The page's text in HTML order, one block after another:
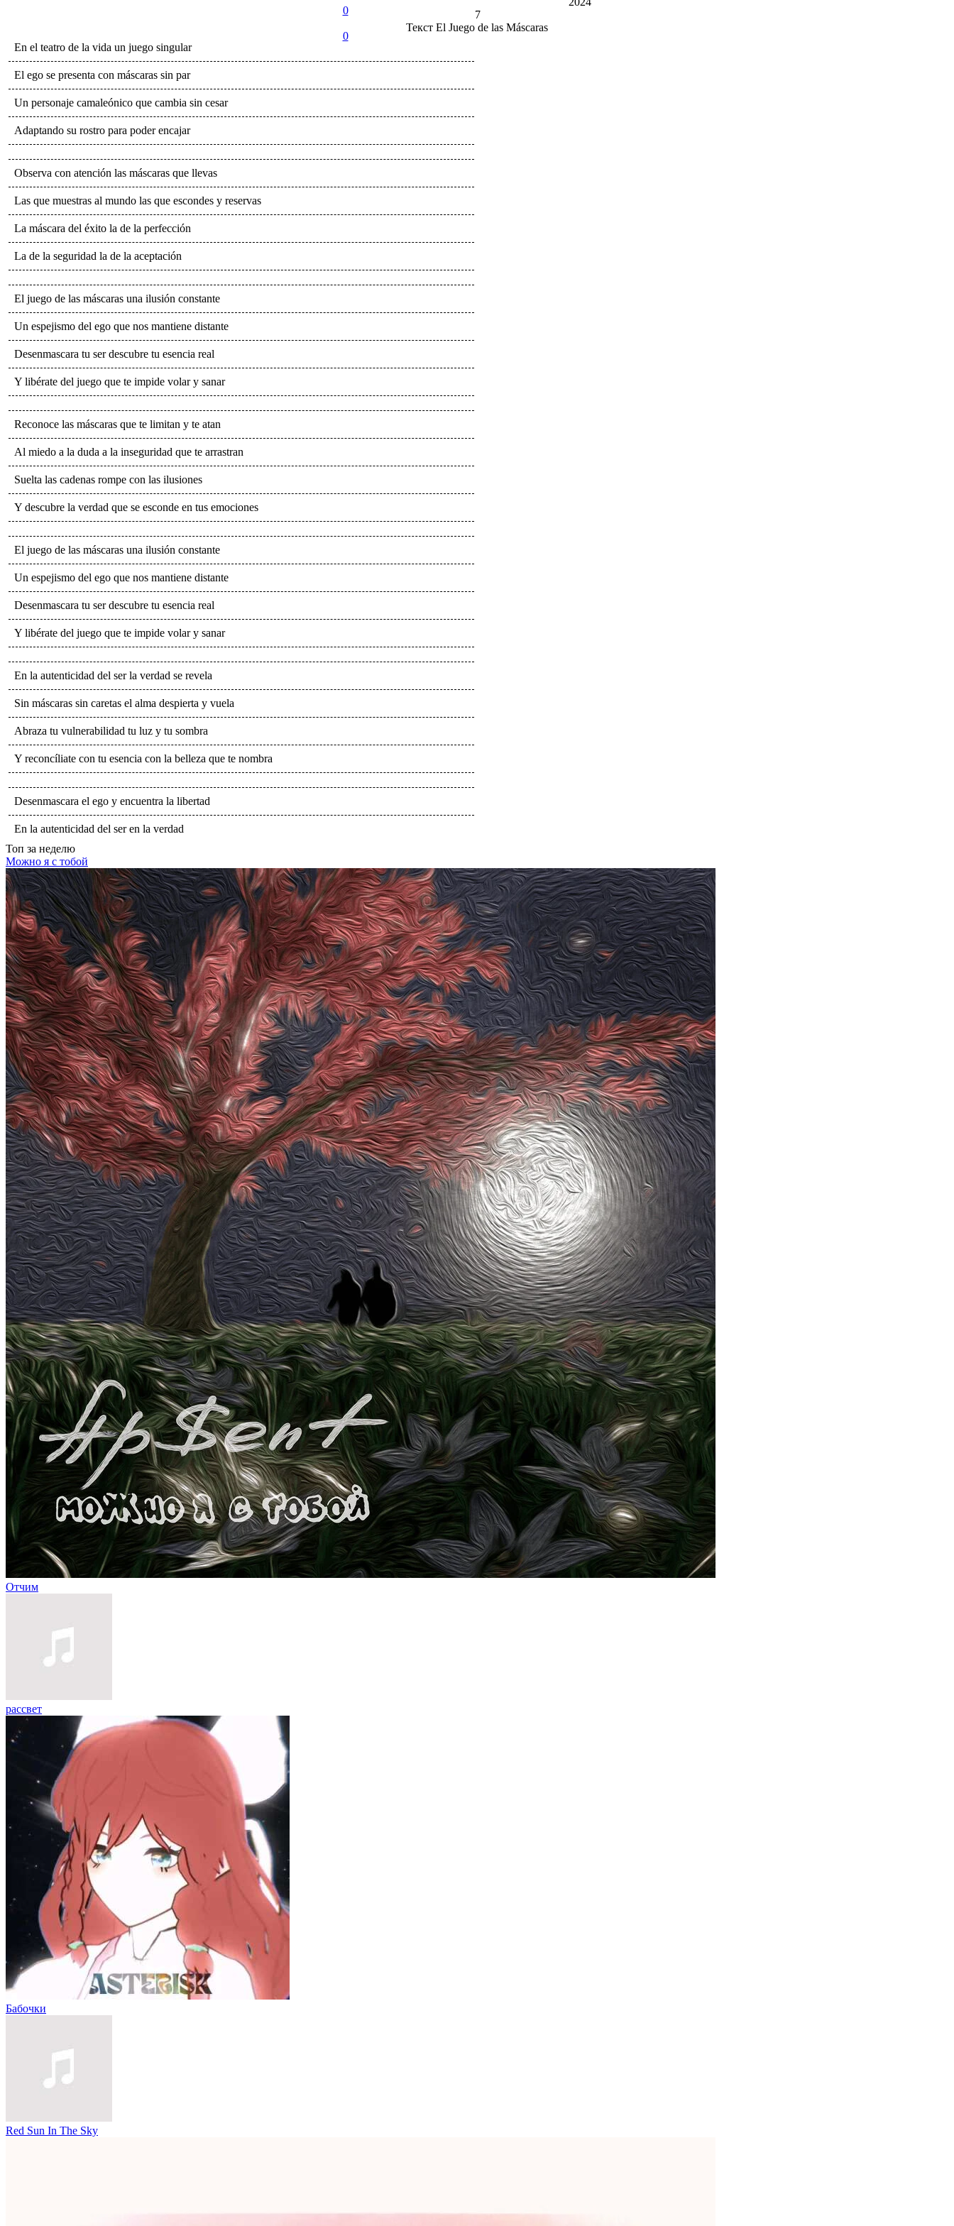
0
0
7
Текст El Juego de las Máscaras
En el teatro de la vida un juego singular
El ego se presenta con máscaras sin par
Un personaje camaleónico que cambia sin cesar
Adaptando su rostro para poder encajar
Observa con atención las máscaras que llevas
Las que muestras al mundo las que escondes y reservas
La máscara del éxito la de la perfección
La de la seguridad la de la aceptación
El juego de las máscaras una ilusión constante
Un espejismo del ego que nos mantiene distante
Desenmascara tu ser descubre tu esencia real
Y libérate del juego que te impide volar y sanar
Reconoce las máscaras que te limitan y te atan
Al miedo a la duda a la inseguridad que te arrastran
Suelta las cadenas rompe con las ilusiones
Y descubre la verdad que se esconde en tus emociones
El juego de las máscaras una ilusión constante
Un espejismo del ego que nos mantiene distante
Desenmascara tu ser descubre tu esencia real
Y libérate del juego que te impide volar y sanar
En la autenticidad del ser la verdad se revela
Sin máscaras sin caretas el alma despierta y vuela
Abraza tu vulnerabilidad tu luz y tu sombra
Y reconcíliate con tu esencia con la belleza que te nombra
Desenmascara el ego y encuentra la libertad
En la autenticidad del ser en la verdad
Топ за неделю
Можно я с тобой
Отчим
рассвет
Бабочки
Red Sun In The Sky